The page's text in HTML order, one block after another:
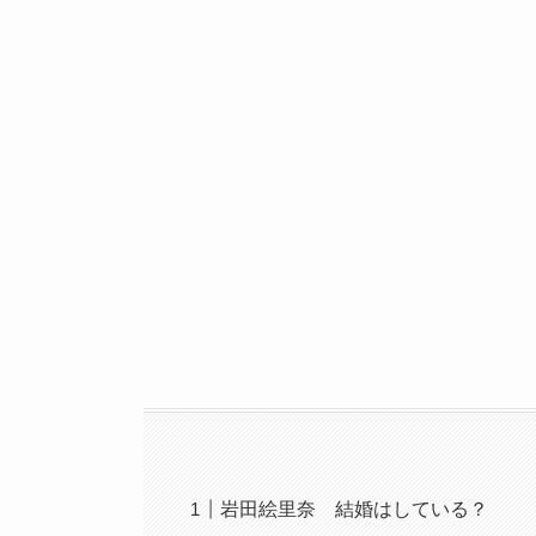
岩田絵里奈 結婚はしている？